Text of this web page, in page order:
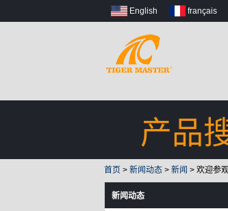
English français
产品
首页 > 新闻动态> 新闻 > 欢迎参
新闻动态